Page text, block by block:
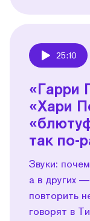
25:10
«Гарри
«Хари
так по-
Звуки:
а в других
повторить
говорят в